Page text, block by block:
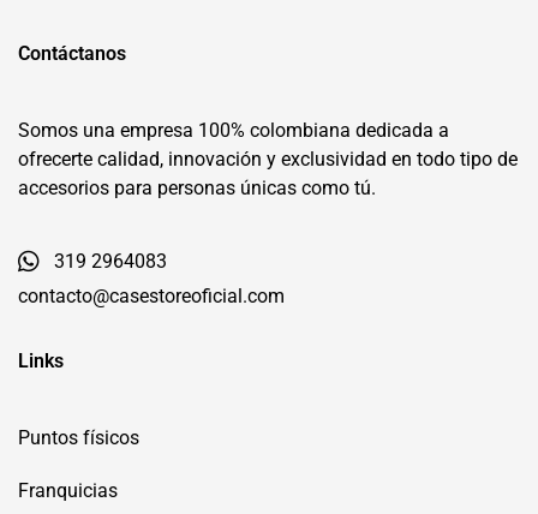
Contáctanos
Somos una empresa 100% colombiana dedicada a
ofrecerte calidad, innovación y exclusividad en todo tipo de
accesorios para personas únicas como tú.
319 2964083
contacto@casestoreoficial.com
Links
Puntos físicos
Franquicias